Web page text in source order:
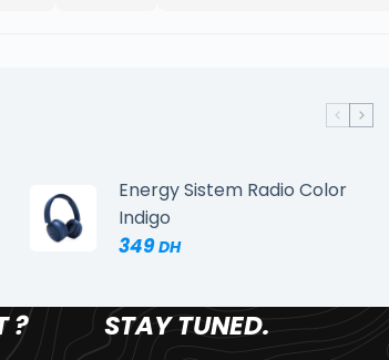
Energy Sistem Radio Color
Indigo
349
? STAY TUNED.